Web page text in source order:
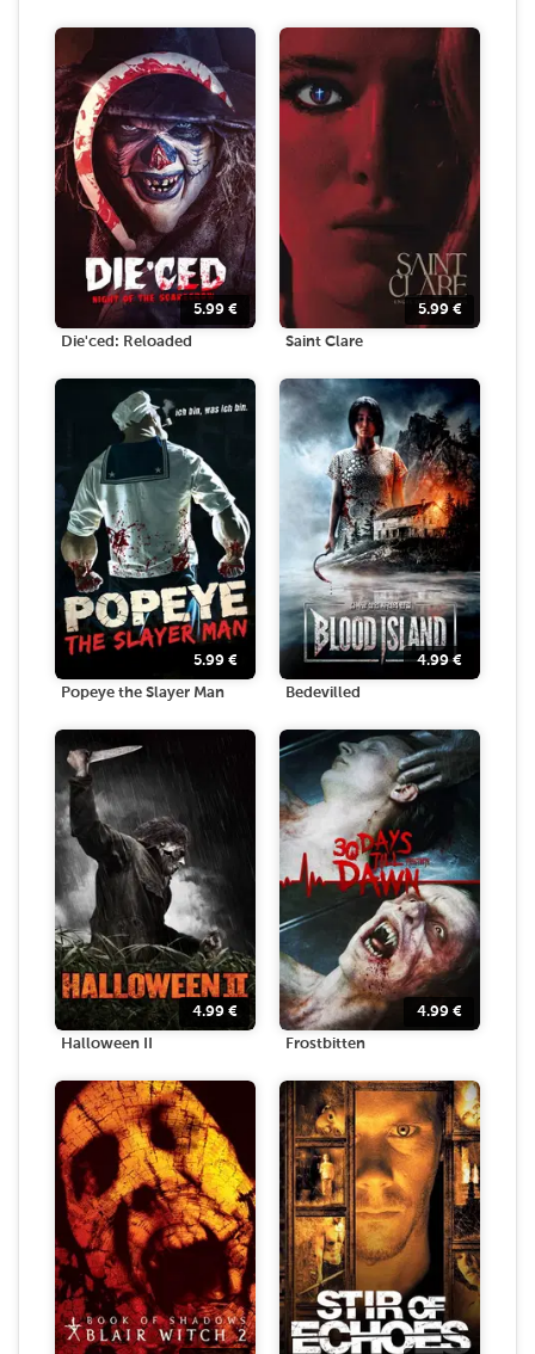
5.99 €
Die'ced: Reloaded
5.99 €
Saint Clare
5.99 €
Popeye the Slayer Man
4.99€
Bedevilled
4.99 €
Halloween II
4.99 €
Frostbitten